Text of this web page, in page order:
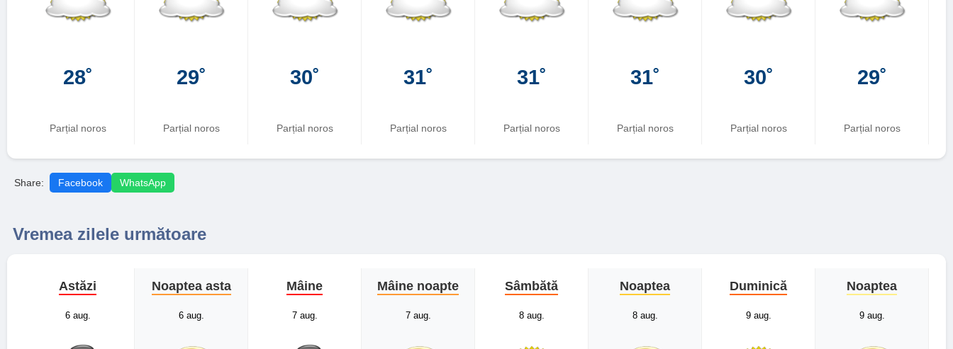
28˚
Parțial noros
29˚
Parțial noros
30˚
Parțial noros
31˚
Parțial noros
31˚
Parțial noros
31˚
Parțial noros
30˚
Parțial noros
29˚
Parțial noros
Share: Facebook WhatsApp
Vremea zilele următoare
Astăzi
6 aug.
Noaptea asta
6 aug.
Mâine
7 aug.
Mâine noapte
7 aug.
Sâmbătă
8 aug.
Noaptea
8 aug.
Duminică
9 aug.
Noaptea
9 aug.